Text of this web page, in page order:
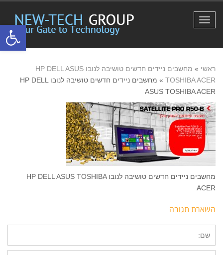
פתח
תפריט
ראשי »
מחשבים ניידים חדשים טושיבה לנובו HP DELL ASUS
TOSHIBA ACER
»
מחשבים ניידים חדשים טושיבה לנובו HP DELL
ASUS TOSHIBA ACER
מחשבים ניידים חדשים טושיבה לנובו HP DELL ASUS TOSHIBA
ACER
השארת תגובה